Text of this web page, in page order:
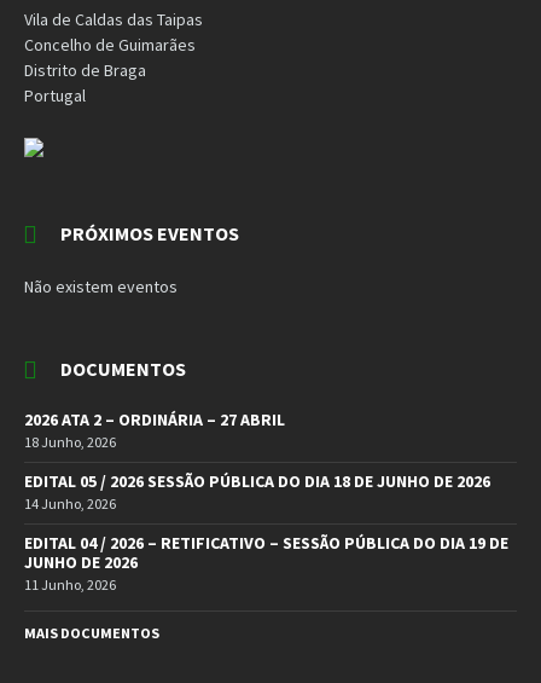
Vila de Caldas das Taipas
Concelho de Guimarães
Distrito de Braga
Portugal
PRÓXIMOS EVENTOS
Não existem eventos
DOCUMENTOS
2026 ATA 2 – ORDINÁRIA – 27 ABRIL
18 Junho, 2026
EDITAL 05 / 2026 SESSÃO PÚBLICA DO DIA 18 DE JUNHO DE 2026
14 Junho, 2026
EDITAL 04 / 2026 – RETIFICATIVO – SESSÃO PÚBLICA DO DIA 19 DE
JUNHO DE 2026
11 Junho, 2026
MAIS DOCUMENTOS